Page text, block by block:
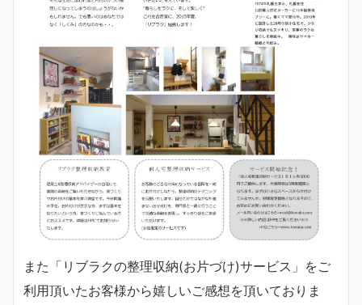
また「リブラクの整理収納(お片づけ)サービス」をご
利用頂いたお客様から嬉しいご感想を頂いておりま